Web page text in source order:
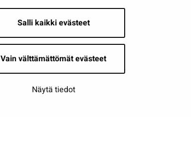
Salli kaikki evästeet
Vain välttämättömät evästeet
Näytä tiedot